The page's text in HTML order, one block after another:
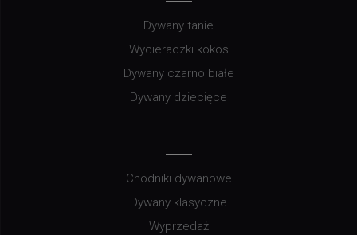
Dywany tanie
Wycieraczki kokos
Dywany czarno białe
Dywany dziecięce
Chodniki dywanowe
Dywany klasyczne
Wyprzedaż